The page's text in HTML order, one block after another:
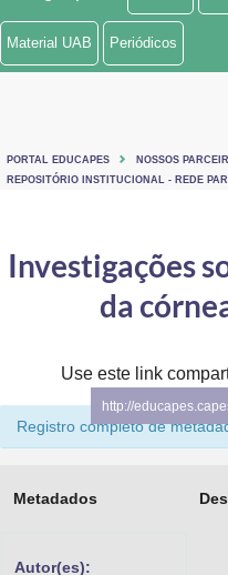
Ministério de Minas e Energia
Ministério do Turismo
Controladoria-Geral da União
Secretaria-Geral
Secretaria de Governo
Banco Central do Brasil
Material UAB Periódicos
PORTAL EDUCAPES
NOSSOS
REPOSITÓRIO INSTITUCIONAL - REDE
Investigações
da
Use este link
http://
Registro completo de
Metadados
Autor(es):